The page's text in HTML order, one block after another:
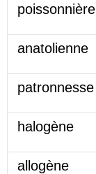
poissonnière
anatolienne
patronnesse
halogène
allogène